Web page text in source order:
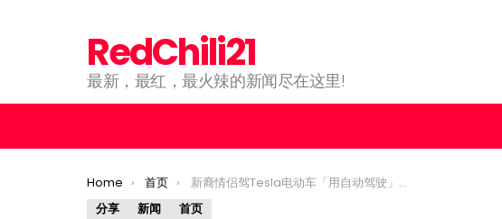
RedChili21
最新，最红，最火辣的新闻尽在这里!
You are here:
Home 首页
新裔情侣驾Tesla电动车「用自动驾驶」从新加坡到槟城！大马酸民：Tesla还没学到Msia超人驾驶方式！
分享
新闻 首页